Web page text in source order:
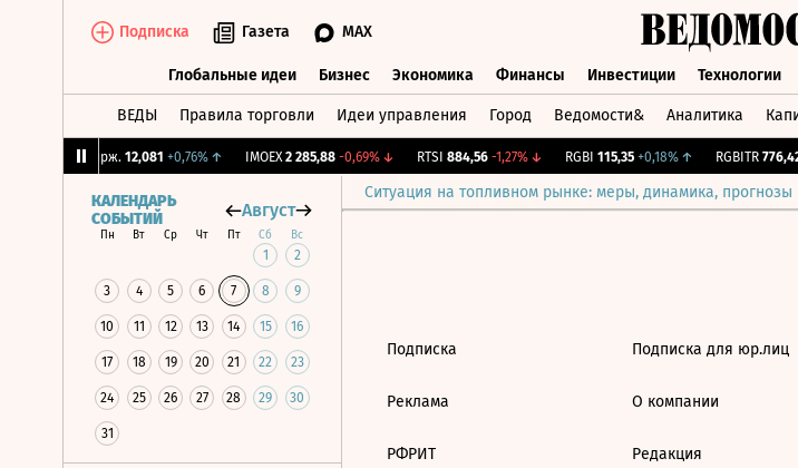
Подписка Газета MAX
Глобальные идеи Бизнес Экономика Финансы Инвестиции Технологии
ВЕДЫ Правила торговли Идеи управления Город Ведомости& Аналитика
CNY Бирж. 12,081 +0,76%↑ IMOEX 2 285,88 -0,69%↓ RTSI 884,56 -1,27%↓ RGBI 115,35 +0,18%↑ RGBITR 776,42
Ситуация на топливном рынке: меры, динамика, прогнозы
КАЛЕНДАРЬ
СОБЫТИЙ
Август
Пн Вт Ср Чт Пт Сб Вс
1 2
3 4 5 6 7 8 9
10 11 12 13 14 15 16
17 18 19 20 21 22 23
24 25 26 27 28 29 30
31
Подписка
Реклама
РФРИТ
Подписка для юр.лиц
О компании
Редакция